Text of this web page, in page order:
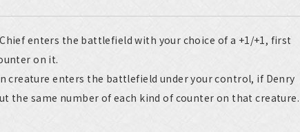
enters the battlefield with your choice of a +1/+1, first
on it.
creature enters the battlefield under your control, if Denry
the same number of each kind of counter on that creature.